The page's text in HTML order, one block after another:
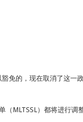
免的，现在取消了这一
（MLTSSL）都将进行调